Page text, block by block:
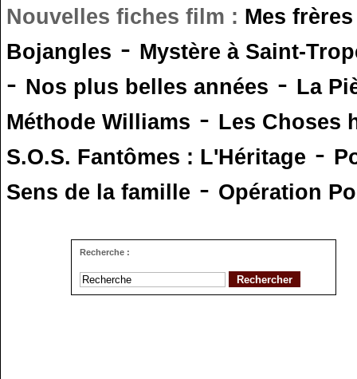
Nouvelles fiches film : Mes
Bojangles - Mystère à Saint-
- Nos plus belles années - La
Méthode Williams - Les Choses
S.O.S. Fantômes : L'Héritage -
Sens de la famille - Opération
Recherche :